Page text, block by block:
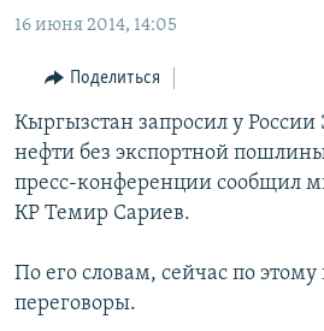
главной
Вернутся
поиску
ТАДЖИКИСТАН
КЫРГЫЗЧА
ЎЗБЕКЧА
ТОҶИКӢ
TÜRKMENÇE
Все сайты РСЕ/РС
16 июня 2014, 14:05
Поделиться
Кыргызстан запросил у
нефти без экспортной
пресс-конференции сообщил
КР Темир Сариев.
По его словам, сейчас по этому
переговоры.